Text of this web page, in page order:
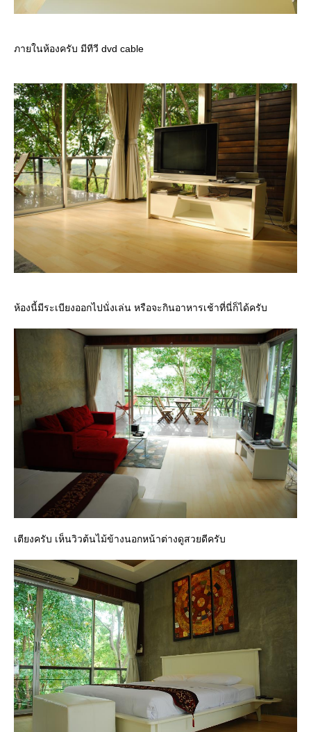
ภายในห้องครับ มีทีวี dvd cable
ห้องนี้มีระเบียงออกไปนั่งเล่น หรือจะกินอาหารเช้าที่นี่ก็ได้ครับ
เตียงครับ เห็นวิวต้นไม้ข้างนอกหน้าต่างดูสวยดีครับ